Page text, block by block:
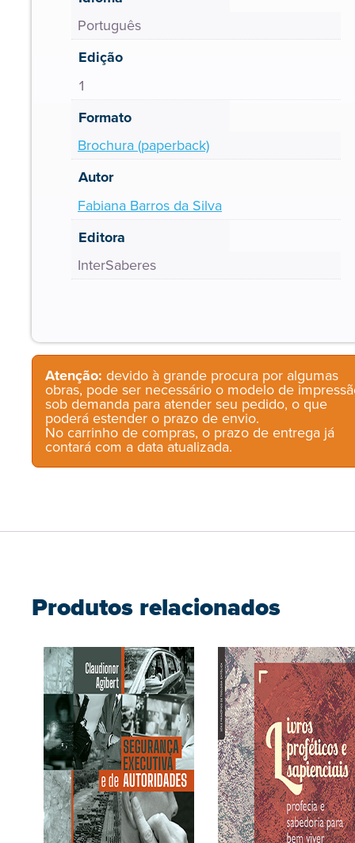
Português
Edição
1
Formato
Brochura (paperback)
Autor
Fabiana Barros da Silva
Editora
InterSaberes
Atenção: devido à grande procura por algumas
obras, pode ser necessário o modelo de
sob demanda para atender seu pedido, o que
poderá estender o prazo de envio.
No carrinho de compras, o prazo de entrega já
contará com a data atualizada.
Produtos relacionados